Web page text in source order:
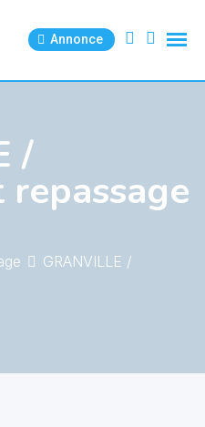
Annonce
/
repassage
GRANVILLE /